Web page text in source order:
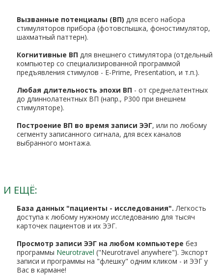
Вызванные потенциалы (ВП) для всего набора
стимуляторов прибора (фотовспышка, фоностимулятор,
шахматный паттерн).
Когнитивные ВП для внешнего стимулятора (отдельный
компьютер со специализированной программой
предъявления стимулов - E-Prime, Presentation, и т.п.).
Любая длительность эпохи ВП - от среднелатентных
до длиннолатентных ВП (напр., P300 при внешнем
стимуляторе).
Построение ВП во время записи ЭЭГ, или по любому
сегменту записанного сигнала, для всех каналов
выбранного монтажа.
И ЕЩЁ:
База данных "пациенты - исследования". Легкость
доступа к любому нужному исследованию для тысяч
карточек пациентов и их ЭЭГ.
Просмотр записи ЭЭГ на любом компьютере без
программы Neurotravel ("Neurotravel anywhere"). Экспорт
записи и программы на "флешку" одним кликом - и ЭЭГ у
Вас в кармане!